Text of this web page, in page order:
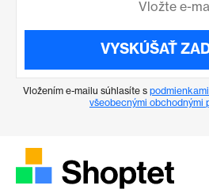
VYSKÚŠAŤ
Vložením e-mailu súhlasíte s
všeobecnými obchodnými